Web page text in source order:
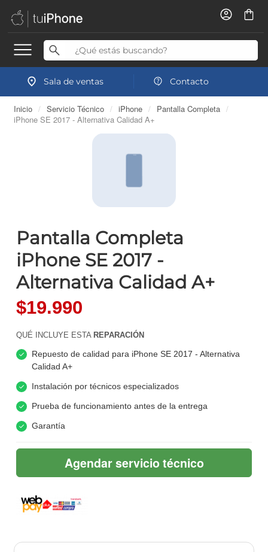
Sala de ventas Contacto
Inicio / Servicio Técnico / iPhone / Pantalla Completa /
iPhone SE 2017 - Alternativa Calidad A+
Pantalla Completa
iPhone SE 2017 -
Alternativa Calidad A+
$19.990
QUÉ INCLUYE ESTA REPARACIÓN
Repuesto de calidad para iPhone SE 2017 - Alternativa
Calidad A+
Instalación por técnicos especializados
Prueba de funcionamiento antes de la entrega
Garantía
Agendar servicio técnico